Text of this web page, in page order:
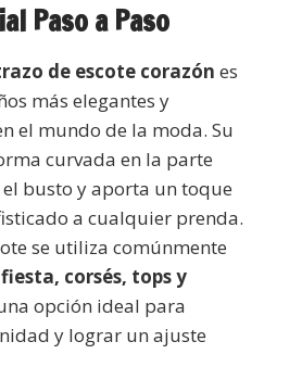
Paso a Paso
de escote corazón es
más elegantes y
el mundo de la moda. Su
curvada en la parte
busto y aporta un toque
a cualquier prenda.
se utiliza comúnmente
corsés, tops y
opción ideal para
y lograr un ajuste